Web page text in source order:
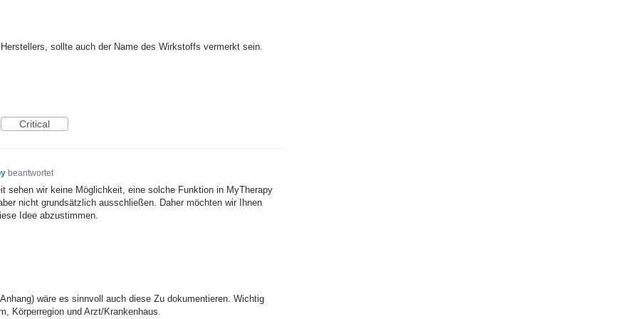
sollte auch der Name des Wirkstoffs vermerkt sein.
Critical
beantwortet
sehen wir keine Möglichkeit, eine solche Funktion in MyTherapy
nicht grundsätzlich ausschließen. Daher möchten wir Ihnen
Idee abzustimmen.
wäre es sinnvoll auch diese Zu dokumentieren. Wichtig
Körperregion und Arzt/Krankenhaus.